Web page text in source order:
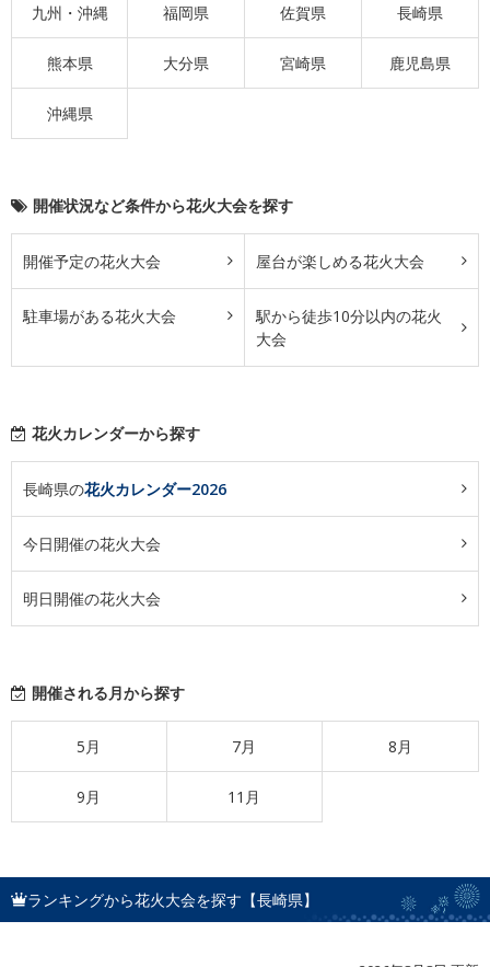
九州・沖縄 福岡県 佐賀県 長崎県
熊本県 大分県 宮崎県 鹿児島県
沖縄県
開催状況など条件から花火大会を探す
開催予定の花火大会 屋台が楽しめる花火大会
駐車場がある花火大会
駅から徒歩10分以内の花火
大会
花火カレンダーから探す
長崎県の花火カレンダー2026
今日開催の花火大会
明日開催の花火大会
開催される月から探す
5月 7月 8月
9月 11月
ランキングから花火大会を探す【長崎県】